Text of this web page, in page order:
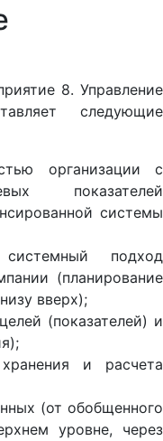
8. Управление
следующие
организации с
показателей
системы
системный подход
(планирование
вверх);
(показателей) и
и расчета
(от обобщенного
уровне, через